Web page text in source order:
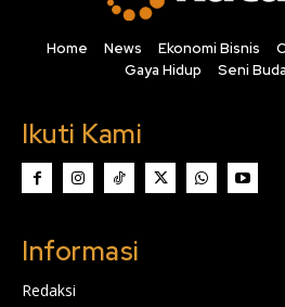
Home News Ekonomi Bisnis
Gaya Hidup
Seni
Ikuti Kami
Informasi
Redaksi